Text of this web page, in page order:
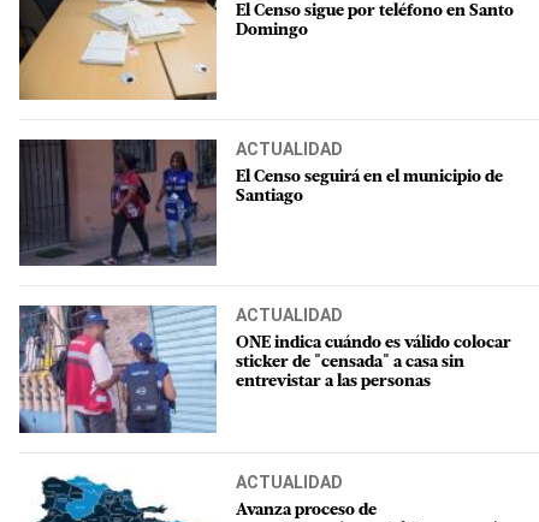
El Censo sigue por teléfono en Santo
Domingo
ACTUALIDAD
El Censo seguirá en el municipio de
Santiago
ACTUALIDAD
ONE indica cuándo es válido colocar
sticker de "censada" a casa sin
entrevistar a las personas
ACTUALIDAD
Avanza proceso de